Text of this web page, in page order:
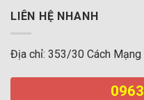
LIÊN HỆ NHANH
Địa chỉ: 353/30 Cách Mạng